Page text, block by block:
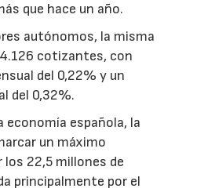
que hace un año.
autónomos, la misma
cotizantes, con
del 0,22% y un
del 0,32%.
economía española, la
un máximo
22,5 millones de
principalmente por el